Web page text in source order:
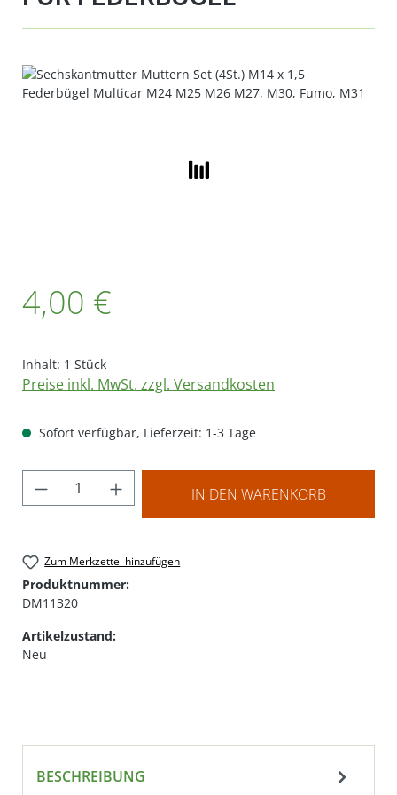
Bildergalerie überspringen
4,00 €
Inhalt: 1 Stück
Preise inkl. MwSt. zzgl. Versandkosten
Sofort verfügbar, Lieferzeit: 1-3 Tage
Produkt Anzahl: Gib den gewünschten
IN DEN WARENKORB
Zum Merkzettel hinzufügen
Produktnummer:
DM11320
Artikelzustand:
Neu
BESCHREIBUNG